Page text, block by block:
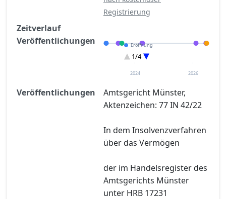
Registrierung
Zeitverlauf
Veröffentlichungen
Eröffnung
Entscheidung im Verfahren
Sonstiges
1/4
2024 2026
Veröffentlichungen
Amtsgericht Münster,
Aktenzeichen: 77 IN 42/22
In dem Insolvenzverfahren
über das Vermögen
der im Handelsregister des
Amtsgerichts Münster
unter HRB 17231